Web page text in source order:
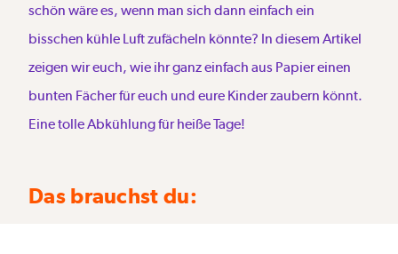
schön wäre es, wenn man sich dann einfach ein
bisschen kühle Luft zufächeln könnte? In diesem Artikel
zeigen wir euch, wie ihr ganz einfach aus Papier einen
bunten Fächer für euch und eure Kinder zaubern könnt.
Eine tolle Abkühlung für heiße Tage!
Das brauchst du: